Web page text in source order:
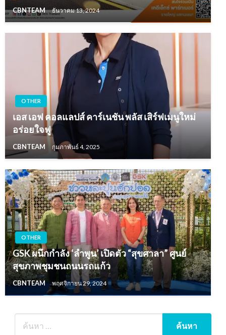
CBNTEAM ธันวาคม 13, 2024
OTHER
เอส เอฟ คอลแลปส์ คาร์เนชัน พลัส เสิร์ฟเมนูใหม่
อร่อยใจฟู
CBNTEAM กุมภาพันธ์ 4, 2025
OTHER
GSK ผนึกกำลัง ‘ลำพูน’ เปิดตัว “สุขศาลา” ศูนย์
สุขภาพชุมชนถนนรถแก้ว
CBNTEAM พฤศจิกายน 29, 2024